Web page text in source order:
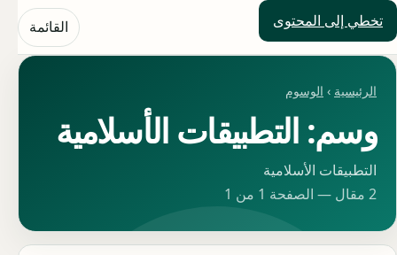
تخطي إلى المحتوى
حلول العالم القائمة
الرئيسية › الوسوم
وسم: التطبيقات الأسلامية
التطبيقات الأسلامية
2 مقال — الصفحة 1 من 1